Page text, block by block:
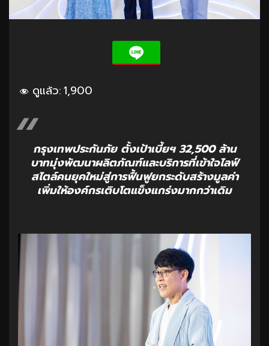
ดูแล้ว:1,900
กรุงเทพประกันภัย ตั้งเป้าเบี้ยฯ 32,500 ล้าน
บาทมุ่งพัฒนาผลิตภัณฑ์และบริการที่เข้าใจไลฟ์
สไตล์คนยุคใหม่สู่การฟื้นฟูยกระดับสร้างมูลค่า
เพิ่มให้องค์กรเติบโตแข็งแกร่งมากกว่าเดิม